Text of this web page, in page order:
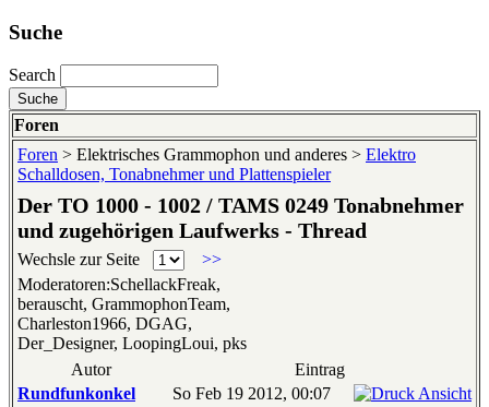
Suche
Search
Foren
Foren > Elektrisches Grammophon und anderes > Elektro
Schalldosen, Tonabnehmer und Plattenspieler
Der TO 1000 - 1002 / TAMS 0249 Tonabnehmer
und zugehörigen Laufwerks - Thread
Wechsle zur Seite
>>
Moderatoren:SchellackFreak,
berauscht, GrammophonTeam,
Charleston1966, DGAG,
Der_Designer, LoopingLoui, pks
Autor
Eintrag
Rundfunkonkel
So Feb 19 2012, 00:07